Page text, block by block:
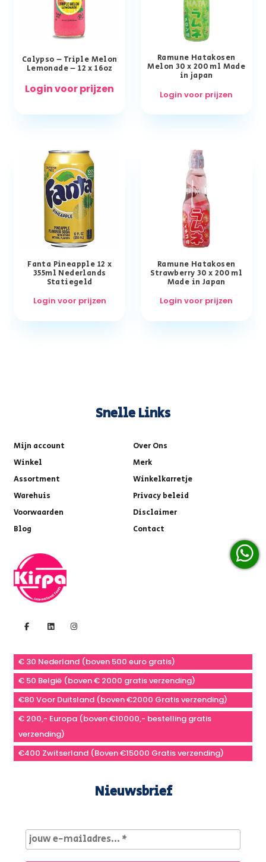
Calypso – Triple Melon
Lemonade – 12 x 16oz
Login voor prijzen
Ramune Hatakosen
Melon 30 x 200 ml Made
in japan
Login voor prijzen
Fanta Pineapple 12 x
355ml Nederlands
Statiegeld
Login voor prijzen
Ramune Hatakosen
Strawberry 30 x 200 ml
Made in Japan
Login voor prijzen
Snelle Links
Mijn account
Over Ons
Winkel
Merk
Assortment
Winkelkarretje
Warehuis
Privacy beleid
Voorwaarden
Disclaimer
Blog
Contact
€ 30 Nederland (boven 500 euro gratis)
€ 50 België (boven € 2000 gratis verzending)
€80 Voor Duitsland (boven €2000 Gratis verzending)
€ 200,- Europa (boven €10000,- bestelling gratis
verzending)
€400 Zwitserland (Boven €15000 Gratis verzending)
Nieuwsbrief